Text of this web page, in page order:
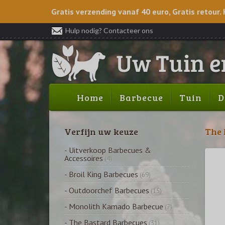
Gratis verzending vanaf 40 euro, Gratis retour.
Hulp nodig? Contacteer ons
Home Barbecue Tuin
The
Verfijn uw keuze
- Uitverkoop Barbecues &
Accessoires (4)
- Broil King Barbecues (69)
- Outdoorchef Barbecues (15)
- Monolith Kamado Barbecue (7)
- The Bastard Barbecues (31)